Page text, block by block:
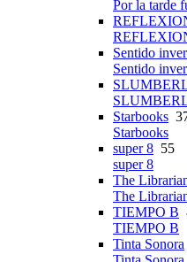
Por la tarde
Sentido
Sentido
Starbooks
Starbooks
super 8 55
super 8
The
The
TIEMPO B
TIEMPO B
Tinta Sonora